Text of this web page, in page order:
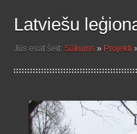
Latviešu
Jūs esat šeit: Sākums » Projekti